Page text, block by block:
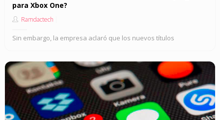
para Xbox One?
Ramdactech
Sin embargo, la empresa aclaró que los nuevos títulos